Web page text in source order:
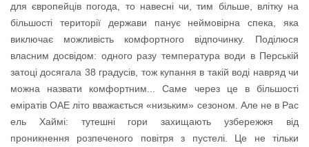
для європейців погода, то навесні чи, тим більше, влітку на
більшості території держави панує неймовірна спека, яка
виключає можливість комфортного відпочинку. Поділюся
власним досвідом: одного разу температура води в Перській
затоці досягала 38 градусів, тож купання в такій воді навряд чи
можна назвати комфортним... Саме через це в більшості
еміратів ОАЕ літо вважається «низьким» сезоном. Але не в Рас
ель Хаймі: тутешні гори захищають узбережжя від
проникнення розпеченого повітря з пустелі. Це не тільки